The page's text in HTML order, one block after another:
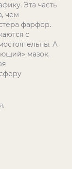
Эта часть
чем
фарфор.
с
А
мазок,